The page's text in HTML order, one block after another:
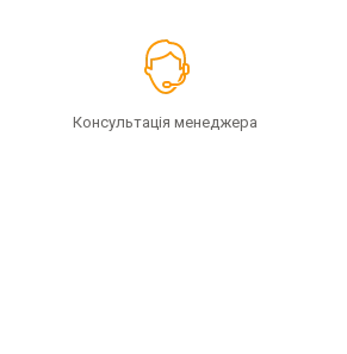
Консультація менеджера